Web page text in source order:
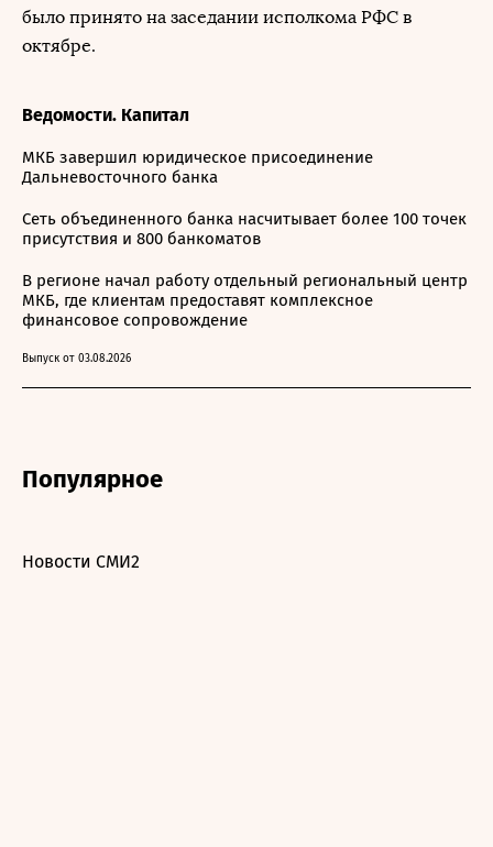
было принято на заседании исполкома РФС в
октябре.
Ведомости. Капитал
МКБ завершил юридическое присоединение
Дальневосточного банка
Сеть объединенного банка насчитывает более 100 точек
присутствия и 800 банкоматов
В регионе начал работу отдельный региональный центр
МКБ, где клиентам предоставят комплексное
финансовое сопровождение
Выпуск от 03.08.2026
Популярное
Новости СМИ2